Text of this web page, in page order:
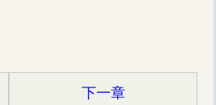
下一章